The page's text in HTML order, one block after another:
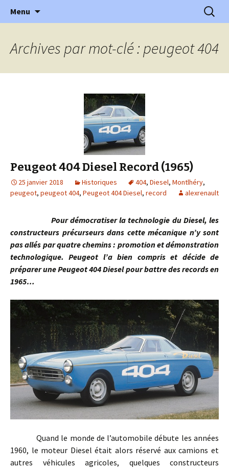
l'Automobile Ancienne
l'automobile ancienne : articles, historiques
…
Menu
Archives par mot-clé : peugeot 404
Peugeot 404 Diesel Record (1965)
25 janvier 2018 Historiques 404, Diesel, Montlhéry,
peugeot, peugeot 404, Peugeot 404 Diesel, record alexrenault
Pour démocratiser la technologie du Diesel, les
constructeurs précurseurs dans cette mécanique n’y sont
pas allés par quatre chemins : promotion et démonstration
technologique. Peugeot l’a bien compris et décide de
préparer une Peugeot 404 Diesel pour battre des records en
1965…
Quand le monde de l’automobile débute les années
1960, le moteur Diesel était alors réservé aux camions et
autres véhicules agricoles, quelques constructeurs